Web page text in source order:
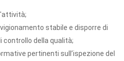
stabile e disporre di
della qualità;
pertinenti sull’ispezione del